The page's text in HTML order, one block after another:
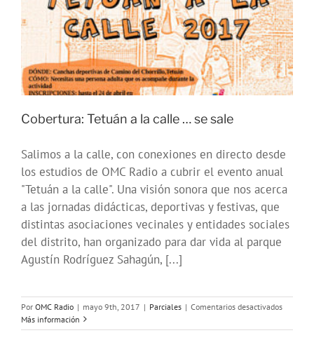
Cobertura: Tetuán a la calle … se sale
Salimos a la calle, con conexiones en directo desde
los estudios de OMC Radio a cubrir el evento anual
"Tetuán a la calle". Una visión sonora que nos acerca
a las jornadas didácticas, deportivas y festivas, que
distintas asociaciones vecinales y entidades sociales
del distrito, han organizado para dar vida al parque
Agustín Rodríguez Sahagún, [...]
Por OMC Radio | mayo 9th, 2017 | Parciales | Comentarios desactivadosen
Tetuán
Más información